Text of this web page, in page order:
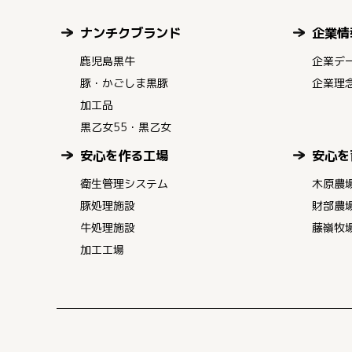
ナンチクブランド
鹿児島黒牛
豚・かごしま黒豚
加工品
黒乙女55・黒乙女
安心を作る工場
衛生管理システム
豚処理施設
牛処理施設
加工工場
企業
企業デ
企業理
安心
木原農
財部農
藤嶺牧